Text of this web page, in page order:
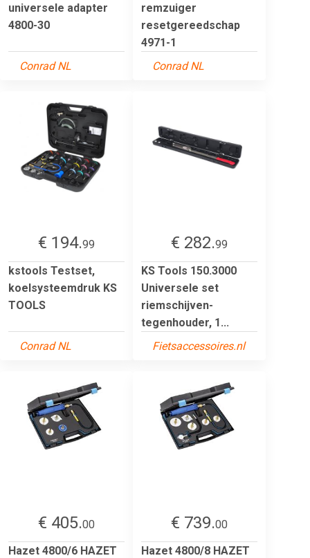
universele adapter
4800-30
Conrad NL
remzuiger
resetgereedschap
4971-1
Conrad NL
€ 194.99
kstools Testset,
koelsysteemdruk KS
TOOLS
Conrad NL
€ 282.99
KS Tools 150.3000
Universele set
riemschijven-
tegenhouder, 1...
Fietsaccessoires.nl
€ 405.00
Hazet 4800/6 HAZET
€ 739.00
Hazet 4800/8 HAZET